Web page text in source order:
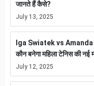
जानते हैं कैसे?
July 13, 2025
Iga Swiatek vs
कौन बनेगा महिला टेनिस की नई
July 12, 2025